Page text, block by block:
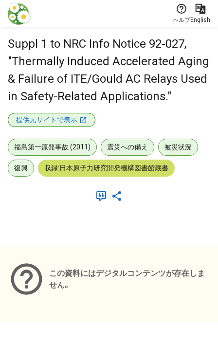
本文に飛ぶ
ヘルプEnglish
Suppl 1 to NRC Info Notice 92-027,
"Thermally Induced Accelerated Aging
& Failure of ITE/Gould AC Relays Used
in Safety-Related Applications."
提供元サイトで表示
福島第一原発事故 (2011) 震災への備え 被災状況
復興 収録:日本原子力研究開発機構図書館蔵書
この資料にはデジタルコンテンツが存在しま
せん。